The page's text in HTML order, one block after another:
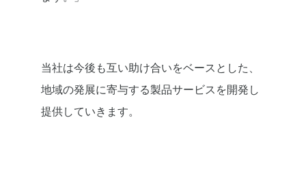
当社は今後も互い助け合いをベースとした、
地域の発展に寄与する製品サービスを開発し
提供していきます。